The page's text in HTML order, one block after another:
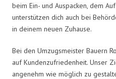
beim Ein- und Auspacken, dem
unterstützen dich auch bei
in deinem neuen Zuhause.
Bei den Umzugsmeister Bauern
auf Kundenzufriedenheit. Unser
angenehm wie möglich zu